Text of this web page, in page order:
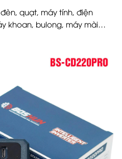
quạt, máy tính, điện
khoan, bulong, máy mài…